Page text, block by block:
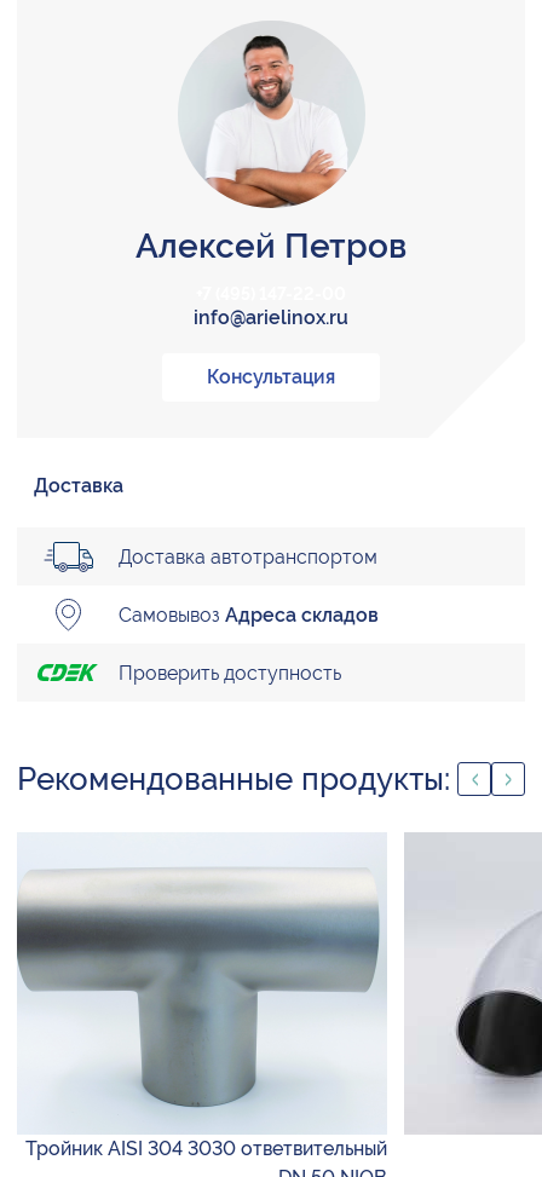
Алексей Петров
info@arielinox.ru
Консультация
Доставка
Доставка автотранспортом
Самовывоз Адреса складов
Проверить доступность
Рекомендованные продукты:
Тройник AISI 304 3030 ответвительный